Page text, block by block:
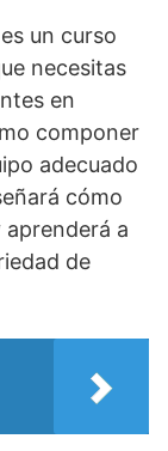
un curso
necesitas
en
componer
adecuado
cómo
a
de